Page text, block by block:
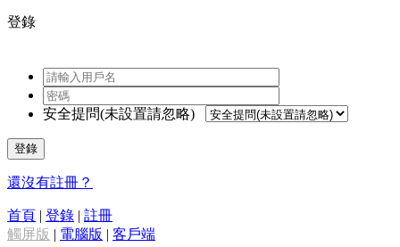
登錄
安全提問(未設置請忽略)
登錄
還沒有註冊？
首頁 | 登錄 | 註冊
觸屏版 | 電腦版 | 客戶端